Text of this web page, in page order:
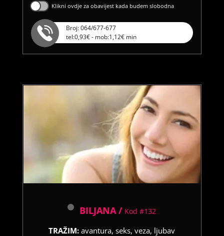
Klikni ovdje za obavijest kada budem slobodna
Broj: 064/677-677
tel:0,93€ - mob:1,12€ min
BILJANA / Kod #132
TRAŽIM:avantura, seks, veza, ljubav